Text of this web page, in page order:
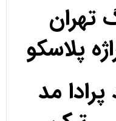
تهران
پلاسکو
مد